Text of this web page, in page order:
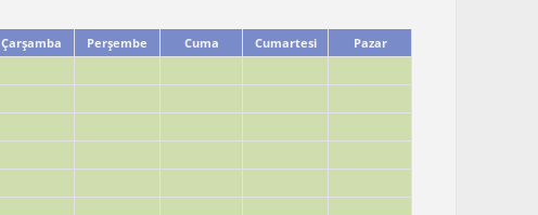
Çarşamba Perşembe Cuma Cumartesi
Pazar